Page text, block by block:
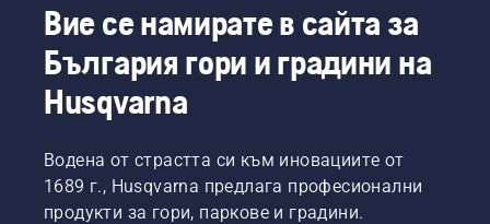
Вие се намирате в сайта за
България гори и градини на
Husqvarna
Водена от страстта си към иновациите от
1689 г., Husqvarna предлага професионални
продукти за гори, паркове и градини.